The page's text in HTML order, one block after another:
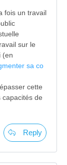
fois un travail
sur le
(en
sa co
cette
de
Reply